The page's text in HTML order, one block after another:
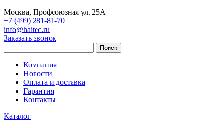
Москва, Профсоюзная ул. 25А
+7 (499) 281-81-70
info@haitec.ru
Заказать звонок
Поиск
Компания
Новости
Оплата и доставка
Гарантия
Контакты
Каталог